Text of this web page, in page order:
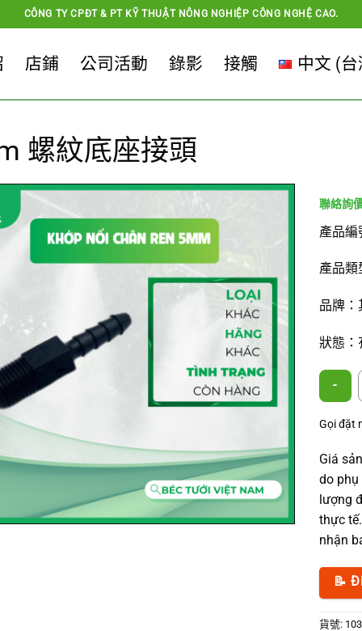
CÔNG TY CPĐT & PT KỸ THUẬT NÔNG NGHIỆP CÔNG NGHỆ CAO.
店鋪 公司活動 錄影 接觸 中文 (台
螺紋底座接頭
產品編
產品類
品牌：
狀態：
5mm 螺
Gọi đặt
Giá
do phụ
lượng
thực
nhận
📝
貨號: